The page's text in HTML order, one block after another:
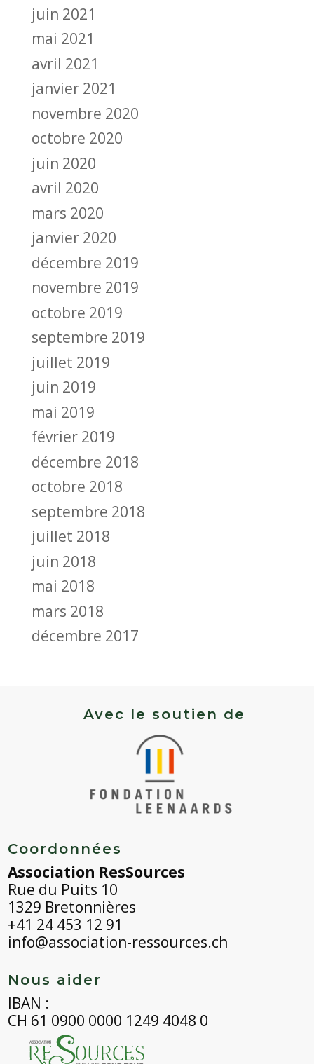
juin 2021
mai 2021
avril 2021
janvier 2021
novembre 2020
octobre 2020
juin 2020
avril 2020
mars 2020
janvier 2020
décembre 2019
novembre 2019
octobre 2019
septembre 2019
juillet 2019
juin 2019
mai 2019
février 2019
décembre 2018
octobre 2018
septembre 2018
juillet 2018
juin 2018
mai 2018
mars 2018
décembre 2017
Avec le soutien de
Coordonnées
Association ResSources
Rue du Puits 10
1329 Bretonnières
+41 24 453 12 91
info@association-ressources.ch
Nous aider
IBAN :
CH 61 0900 0000 1249 4048 0